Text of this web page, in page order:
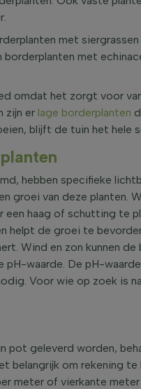
met
met
omdat het zorgt voor
zijn er lage borderplanten
blijft de tuin het hele
hebben specifieke
groei van deze planten.
haag of schutting te
helpt de groei te
Wind en zon kunnen
waarde. De pH-
Voor wie op zoek is
pot geleverd worden,
belangrijk om rekening
meter of vierkante